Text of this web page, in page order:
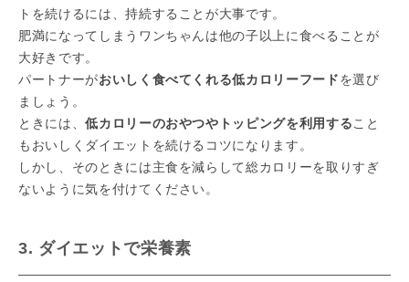
トを続けるには、持続することが大事です。
肥満になってしまうワンちゃんは他の子以上に食べることが
大好きです。
パートナーがおいしく食べてくれる低カロリーフードを選び
ましょう。
ときには、低カロリーのおやつやトッピングを利用すること
もおいしくダイエットを続けるコツになります。
しかし、そのときには主食を減らして総カロリーを取りすぎ
ないように気を付けてください。
3. ダイエットで栄養素